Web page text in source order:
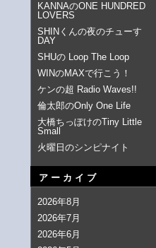
KANNAのONE HUNDRED
LOVERS
SHINくんの夜のチューす
DAY
SHUの Loop The Loop
WINのMAXで行こう！
ケンの超 Radio Waves!!
倫太郎のOnly One Life
大橋ちっぽけのTiny Little
Small
火曜日のシンピナイト
アーカイブ
2026年8月
2026年7月
2026年6月